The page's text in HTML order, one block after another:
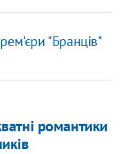
"Бранців"
романтики